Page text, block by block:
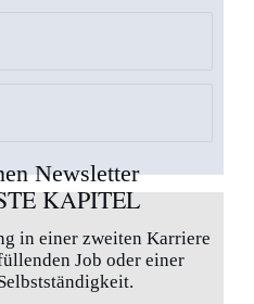
Newsletter
KAPITEL
in einer zweiten Karriere
Job oder einer